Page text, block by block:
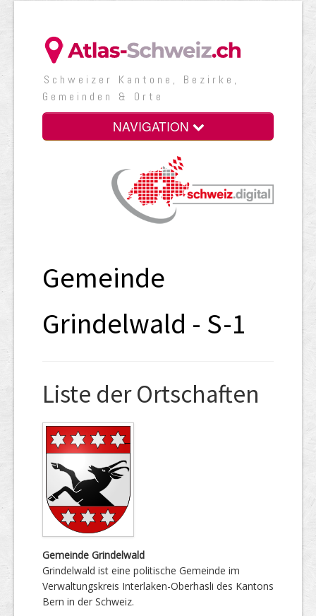
Schweizer Kantone, Bezirke,
Gemeinden & Orte
NAVIGATION
Gemeinde
Grindelwald - S-1
Liste der Ortschaften
Gemeinde Grindelwald
Grindelwald ist eine politische Gemeinde im
Verwaltungskreis Interlaken-Oberhasli des Kantons
Bern in der Schweiz.